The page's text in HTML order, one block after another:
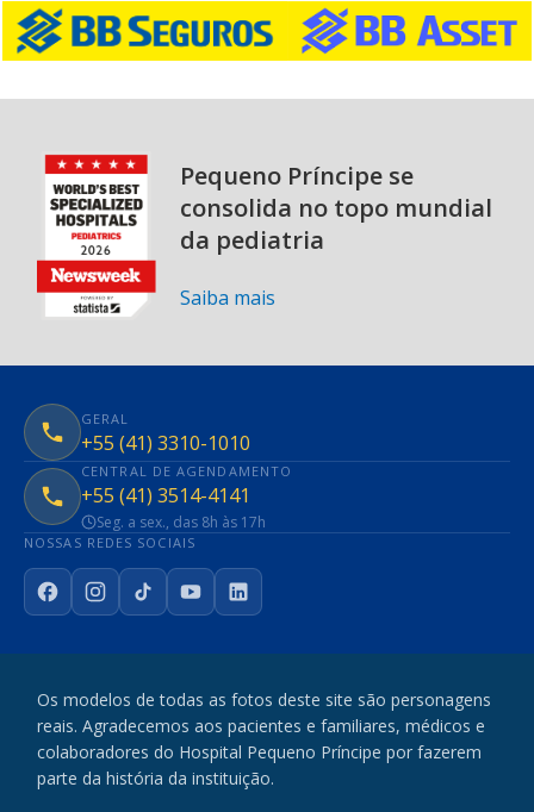
Pequeno Príncipe se
consolida no topo mundial
da pediatria
Saiba mais
GERAL
+55 (41) 3310-1010
CENTRAL DE AGENDAMENTO
+55 (41) 3514-4141
Seg. a sex., das 8h às 17h
NOSSAS REDES SOCIAIS
FacebookInstagram
TikTokYouTubeLinkedIn
Os modelos de todas as fotos deste site são personagens
reais. Agradecemos aos pacientes e familiares, médicos e
colaboradores do Hospital Pequeno Príncipe por fazerem
parte da história da instituição.